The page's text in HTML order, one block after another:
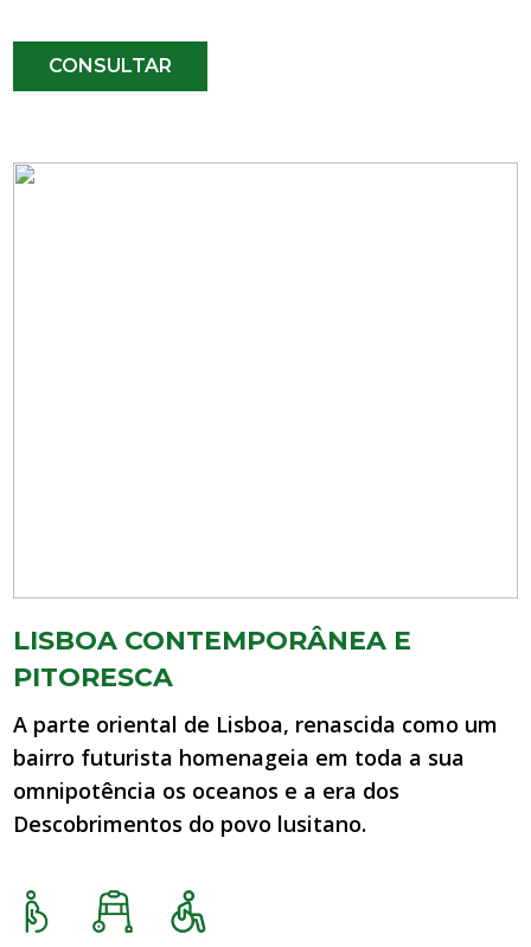
CONSULTAR
LISBOA CONTEMPORÂNEA E
PITORESCA
A parte oriental de Lisboa, renascida como um
bairro futurista homenageia em toda a sua
omnipotência os oceanos e a era dos
Descobrimentos do povo lusitano.